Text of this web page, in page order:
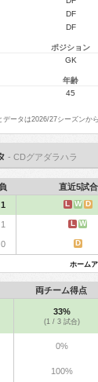
DF
DF
ポジション
GK
年齢
45
データは2026/27シーズンか
- CDグアダラハラ
直近5試合
1 L W D
1 L W
0 D
ホーム
両チーム得点
33%
(1 / 3 試合)
0%
100%